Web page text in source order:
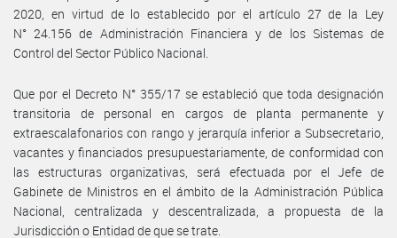
2020, en virtud de lo establecido por el artículo 27 de la Ley
N° 24.156 de Administración Financiera y de los Sistemas de
Control del Sector Público Nacional.
Que por el Decreto N° 355/17 se estableció que toda designación
transitoria de personal en cargos de planta permanente y
extraescalafonarios con rango y jerarquía inferior a Subsecretario,
vacantes y financiados presupuestariamente, de conformidad con
las estructuras organizativas, será efectuada por el Jefe de
Gabinete de Ministros en el ámbito de la Administración Pública
Nacional, centralizada y descentralizada, a propuesta de la
Jurisdicción o Entidad de que se trate.